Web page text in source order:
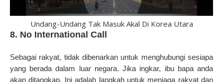
Undang-Undang Tak Masuk Akal Di Korea Utara
8. No International Call
Sebagai rakyat, tidak dibenarkan untuk menghubungi sesiapa
yang berada dalam luar negara. Jika ingkar, ibu bapa anda
akan ditangkap. Ini adalah langkah untuk menjaga rakyat dan